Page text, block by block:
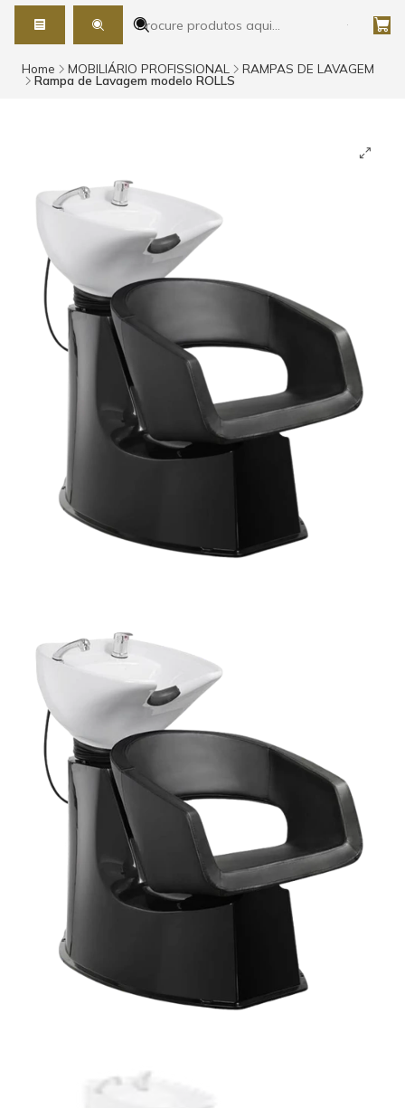
Home MOBILIÁRIO PROFISSIONAL RAMPAS DE LAVAGEM
Rampa de Lavagem modelo ROLLS